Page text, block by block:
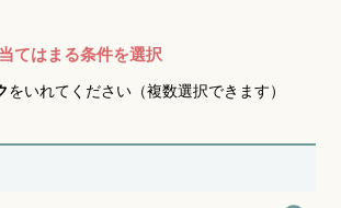
てはまる条件を選択
をいれてください（複数選択できます）